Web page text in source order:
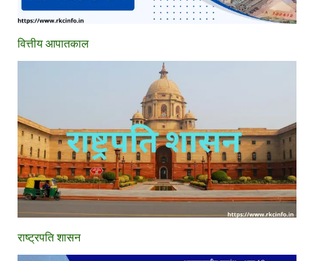
वित्तीय आपातकाल
राष्ट्रपति शासन